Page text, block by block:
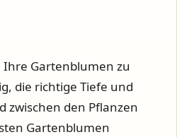
Ihre Gartenblumen zu
die richtige Tiefe und
zwischen den Pflanzen
Gartenblumen